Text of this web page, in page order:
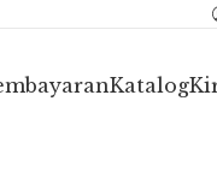
Katalog